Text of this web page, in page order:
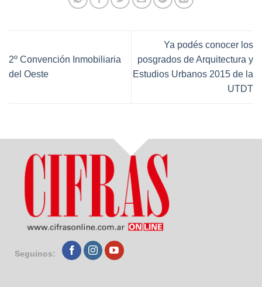
2º Convención Inmobiliaria
del Oeste
Ya podés conocer los
posgrados de Arquitectura y
Estudios Urbanos 2015 de la
UTDT
Seguinos: